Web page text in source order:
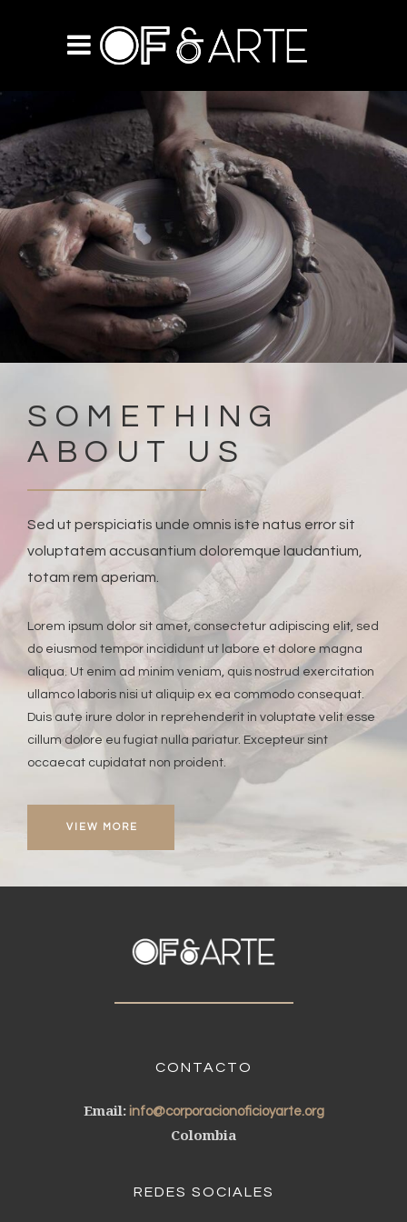
SOMETHING
ABOUT US
Sed ut perspiciatis unde omnis iste natus error sit
voluptatem accusantium doloremque laudantium,
totam rem aperiam.
Lorem ipsum dolor sit amet, consectetur adipiscing elit, sed
do eiusmod tempor incididunt ut labore et dolore magna
aliqua. Ut enim ad minim veniam, quis nostrud exercitation
ullamco laboris nisi ut aliquip ex ea commodo consequat.
Duis aute irure dolor in reprehenderit in voluptate velit esse
cillum dolore eu fugiat nulla pariatur. Excepteur sint
occaecat cupidatat non proident.
VIEW MORE
CONTACTO
Email:info@corporacionoficioyarte.org
Colombia
REDES SOCIALES